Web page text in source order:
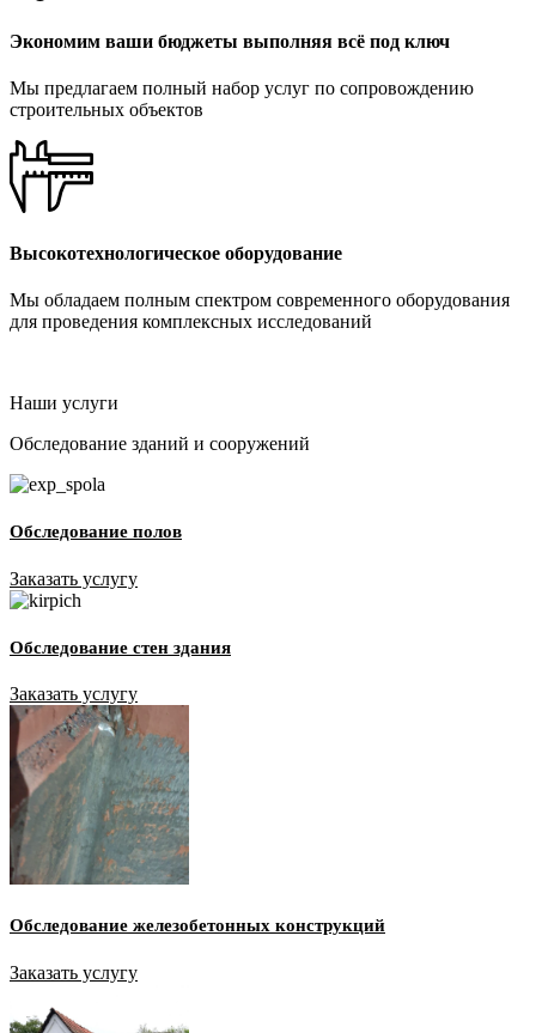
Экономим ваши бюджеты выполняя всё под ключ
Мы предлагаем полный набор услуг по сопровождению
строительных объектов
Высокотехнологическое оборудование
Мы обладаем полным спектром современного оборудования
для проведения комплексных исследований
Наши услуги
Обследование зданий и сооружений
Обследование полов
Заказать услугу
Обследование стен здания
Заказать услугу
Обследование железобетонных конструкций
Заказать услугу